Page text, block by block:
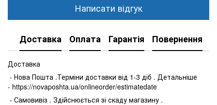
Написати відгук
Доставка Оплата Гарантія Повернення
Доставка
- Нова Пошта .Терміни доставки від 1-3 діб . Детальніше
- https://novaposhta.ua/onlineorder/estimatedate
- Самовивіз . Здійснюється зі скаду магазину .